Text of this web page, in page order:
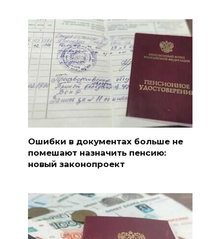
Ошибки в документах больше не
помешают назначить пенсию:
новый законопроект